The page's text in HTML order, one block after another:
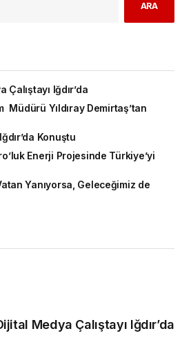
ARA
Çalıştayı Iğdır’da
Müdürü Yıldıray Demirtaş’tan
Konuştu
Enerji Projesinde Türkiye’yi
Yanıyorsa, Geleceğimiz de
Medya Çalıştayı Iğdır’da